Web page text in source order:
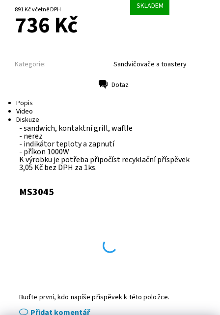
891 Kč včetně DPH SKLADEM
736 Kč
Kategorie: Sandvičovače a toastery
Dotaz
Popis
Video
Diskuze
- sandwich, kontaktní grill, waflle
- nerez
- indikátor teploty a zapnutí
- příkon 1000W
K výrobku je potřeba připočíst recyklační příspěvek
3,05 Kč bez DPH za 1ks.
MS3045
Buďte první, kdo napíše příspěvek k této položce.
Přidat komentář